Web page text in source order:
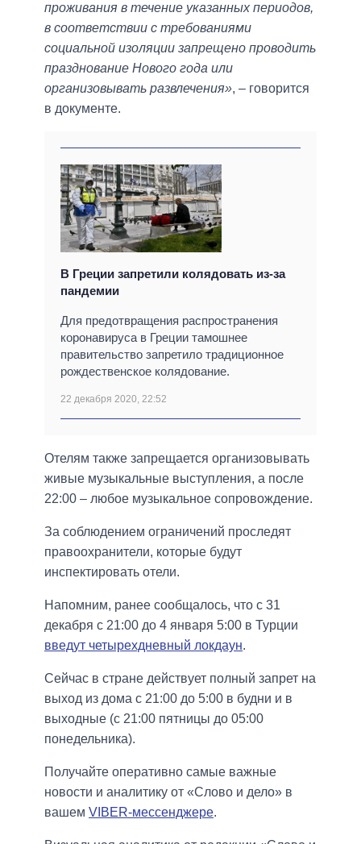
проживания в течение указанных периодов,
в соответствии с требованиями
социальной изоляции запрещено проводить
празднование Нового года или
организовывать развлечения», – говорится
в документе.
В Греции запретили колядовать из-за
пандемии
Для предотвращения распространения
коронавируса в Греции тамошнее
правительство запретило традиционное
рождественское колядование.
22 декабря 2020, 22:52
Отелям также запрещается организовывать
живые музыкальные выступления, а после
22:00 – любое музыкальное сопровождение.
За соблюдением ограничений проследят
правоохранители, которые будут
инспектировать отели.
Напомним, ранее сообщалось, что с 31
декабря с 21:00 до 4 января 5:00 в Турции
введут четырехдневный локдаун.
Сейчас в стране действует полный запрет на
выход из дома с 21:00 до 5:00 в будни и в
выходные (с 21:00 пятницы до 05:00
понедельника).
Получайте оперативно самые важные
новости и аналитику от «Слово и дело» в
вашем VIBER-мессенджере.